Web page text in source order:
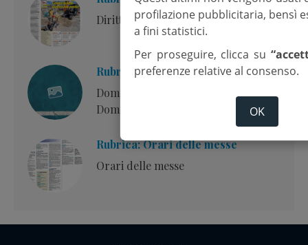
Diritto alla cura
Rubrica: Commento al Vangelo
Domenica 2 agosto – 18esima
Domenica Tempo ordinario – Anno A
Rubrica: Orari delle messe
Orari delle messe
profilazione pubblicitaria, bensì
a fini statistici.
Per proseguire, clicca su
preferenze relative al consenso.
OK